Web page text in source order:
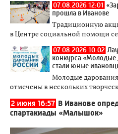
07.08.2026 12:01
прошла в Иванове
Традиционную
в Центре социальной помощи
07.08.2026 10:02
конкурса «Молодые
стали юные
Молодые
отмечены в нескольких
2 июня 16:57 В Иванове
спартакиады «Малышок»